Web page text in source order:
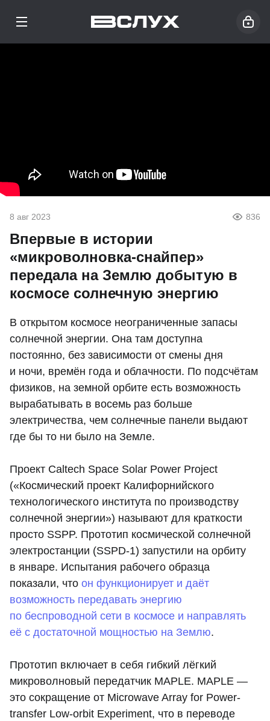
8 авг 2023 836
Впервые в истории
«микроволновка-снайпер»
передала на Землю добытую в
космосе солнечную энергию
В открытом космосе неограниченные запасы
солнечной энергии. Она там доступна
постоянно, без зависимости от смены дня
и ночи, времён года и облачности. По подсчётам
физиков, на земной орбите есть возможность
вырабатывать в восемь раз больше
электричества, чем солнечные панели выдают
где бы то ни было на Земле.
Проект Caltech Space Solar Power Project
(«Космический проект Калифорнийского
технологического института по производству
солнечной энергии») называют для краткости
просто SSPP. Прототип космической солнечной
электростанции (SSPD-1) запустили на орбиту
в январе. Испытания рабочего образца
показали, что он функционирует и даёт
возможность передавать энергию
по беспроводной сети в космосе и направлять
её с достаточной мощностью на Землю.
Прототип включает в себя гибкий лёгкий
микроволновый передатчик MAPLE. MAPLE —
это сокращение от Microwave Array for Power-
transfer Low-orbit Experiment, что в переводе